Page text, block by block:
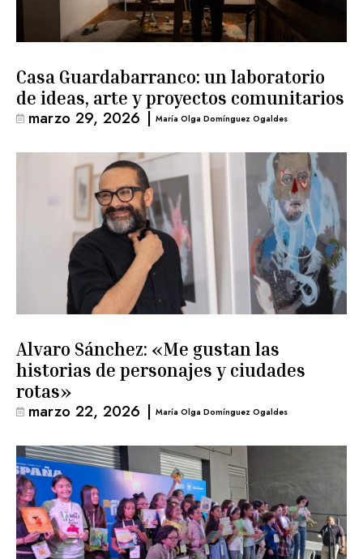
Casa Guardabarranco: un laboratorio
de ideas, arte y proyectos comunitarios
marzo 29, 2026 | María Olga Domínguez Ogaldes
Alvaro Sánchez: «Me gustan las
historias de personajes y ciudades
rotas»
marzo 22, 2026 | María Olga Domínguez Ogaldes